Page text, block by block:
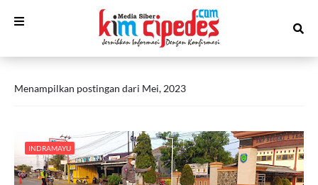
Menampilkan postingan dari Mei, 2023
INDRAMAYU